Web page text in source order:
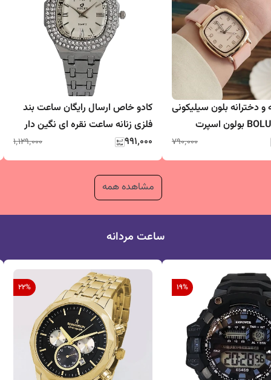
و دخترانه بلون سیلیکونی
پاستیلی BOLUN بولون اسپرت
۷۹۰٬۰۰۰
کادو خاص ارسال رایگان ساعت بند
فلزی زنانه ساعت نقره ای نگین دار
چهارگوش فانتزی فروش ویژه روز
مادر کادو روز زن
۹۹۱٬۰۰۰ ۱٬۱۲۹٬۰۰۰
مشاهده همه
ساعت مردانه
19%
22%